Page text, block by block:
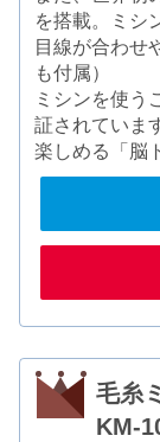
を搭載。ミシ
目線が合わせ
も付属）
ミシンを使う
証されていま
楽しめる「脳
毛糸
KM-